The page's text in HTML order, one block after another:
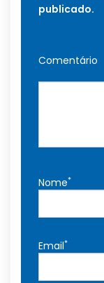
publicado.
Comentário
Nome*
Email*